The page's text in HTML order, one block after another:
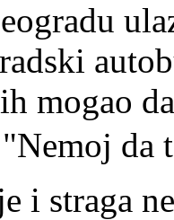
mogao
da
i straga